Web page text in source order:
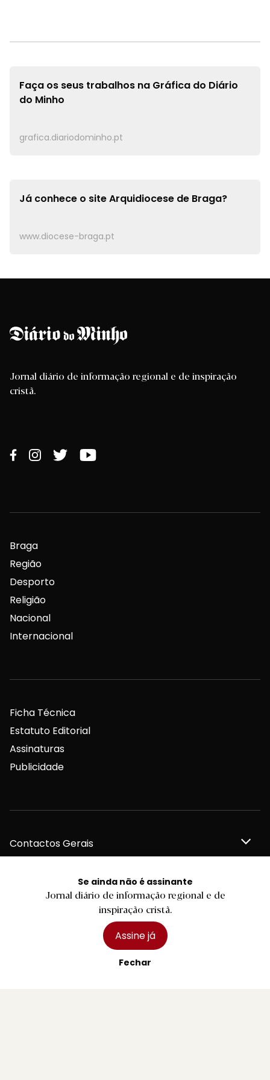
Faça os seus trabalhos na Gráfica do Diário
do Minho
grafica.diariodominho.pt
Já conhece o siteArquidiocese de Braga?
www.diocese-braga.pt
Se ainda não é assinante
Jornal diário de informação regional e de
inspiração cristã.
Assine já
Fechar
Jornal diário de informação regional e de inspiração
cristã.
Braga
Região
Desporto
Religião
Nacional
Internacional
Ficha Técnica
Estatuto Editorial
Assinaturas
Publicidade
Contactos Gerais
Redação
Departamento Comercial